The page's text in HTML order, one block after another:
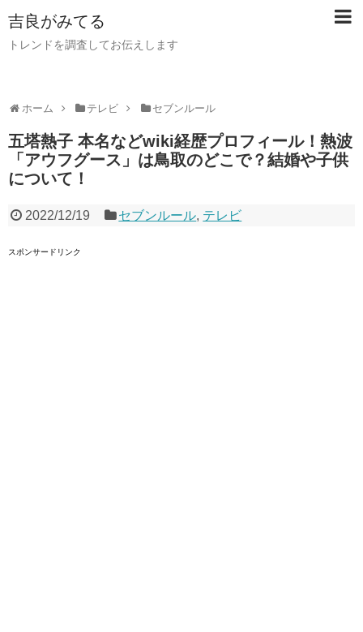
吉良がみてる
トレンドを調査してお伝えします
ホーム テレビ セブンルール
五塔熱子 本名などwiki経歴プロフィール！熱波
「アウフグース」は鳥取のどこで？結婚や子供
について！
2022/12/19 セブンルール, テレビ
スポンサードリンク